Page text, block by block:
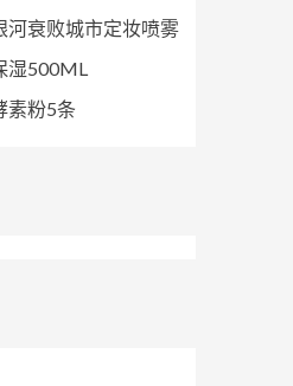
河衰败城市定妆喷雾
湿500ML
素粉5条